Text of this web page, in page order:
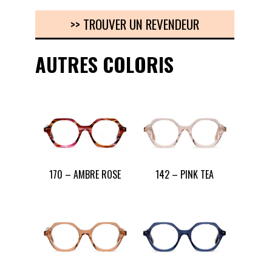
>> TROUVER UN REVENDEUR
AUTRES COLORIS
170 – AMBRE ROSE 142 – PINK TEA